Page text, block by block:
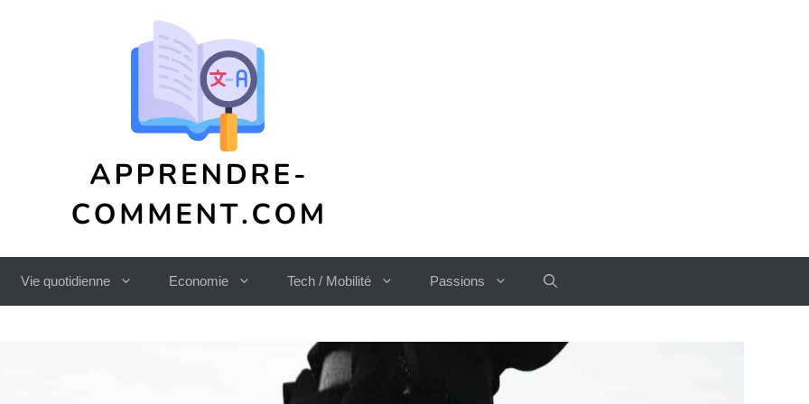
Vie quotidienne Economie Tech / Mobilité Passions